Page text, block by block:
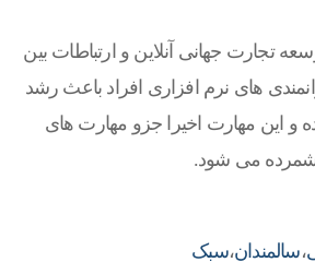
تجارت جهانی آنلاین و ارتباطات بین
های نرم افزاری افراد باعث رشد
و این مهارت اخیرا جزو مهارت های
شمرده می شود.
،سالمندان،سبک